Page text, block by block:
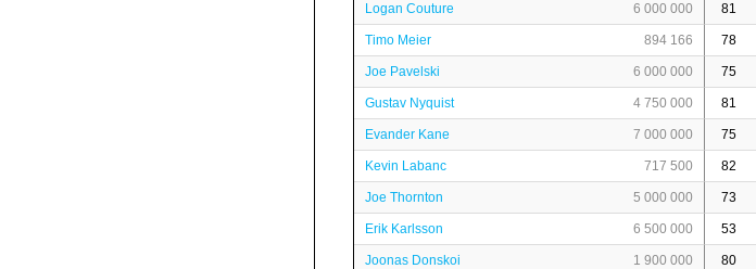
Logan Couture 6 000 000 81
Timo Meier 894 166 78
Joe Pavelski 6 000 000 75
Gustav Nyquist 4 750 000 81
Evander Kane 7 000 000 75
Kevin Labanc 717 500 82
Joe Thornton 5 000 000 73
Erik Karlsson 6 500 000 53
Joonas Donskoi 1 900 000 80